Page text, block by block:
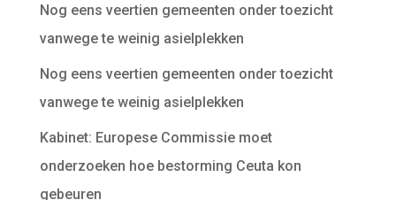
Nog eens veertien gemeenten onder toezicht
vanwege te weinig asielplekken
Nog eens veertien gemeenten onder toezicht
vanwege te weinig asielplekken
Kabinet: Europese Commissie moet
onderzoeken hoe bestorming Ceuta kon
gebeuren